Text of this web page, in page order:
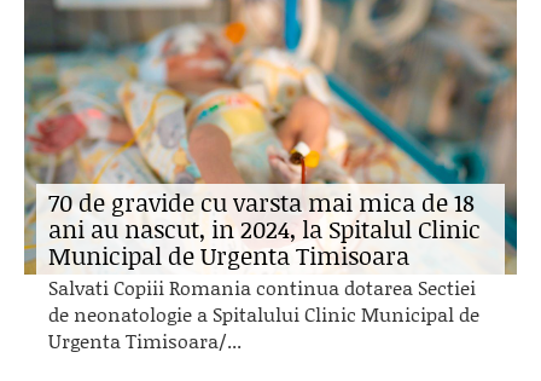
70 de gravide cu varsta mai mica de 18
ani au nascut, in 2024, la Spitalul Clinic
Municipal de Urgenta Timisoara
Salvati Copiii Romania continua dotarea Sectiei
de neonatologie a Spitalului Clinic Municipal de
Urgenta Timisoara/...